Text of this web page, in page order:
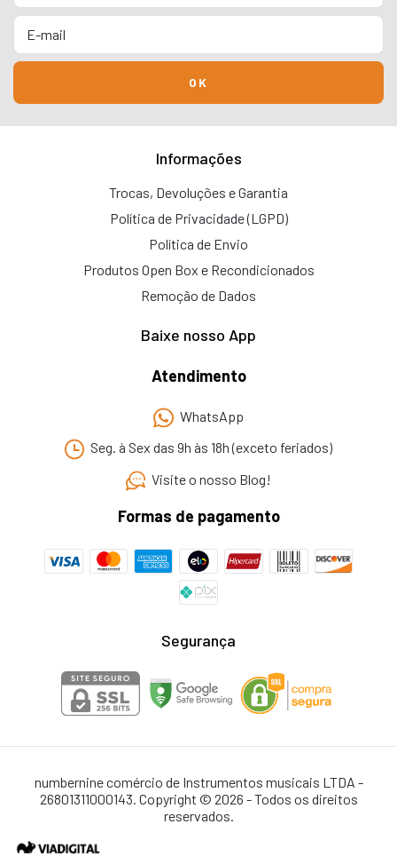
Informações
Trocas, Devoluções e Garantia
Política de Privacidade (LGPD)
Política de Envio
Produtos Open Box e Recondicionados
Remoção de Dados
Baixe nosso App
Atendimento
WhatsApp
Seg. à Sex das 9h às 18h (exceto feriados)
Visite o nosso Blog!
Formas de pagamento
Segurança
numbernine comércio de Instrumentos musicais LTDA -
26801311000143. Copyright © 2026 - Todos os direitos
reservados.